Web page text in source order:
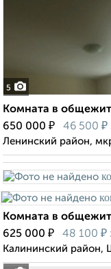
5
Комната в
650 000 ₽ 46 500 ₽
Ленинский район,
Комната в
625 000 ₽ 48 100 ₽
Калининский район,